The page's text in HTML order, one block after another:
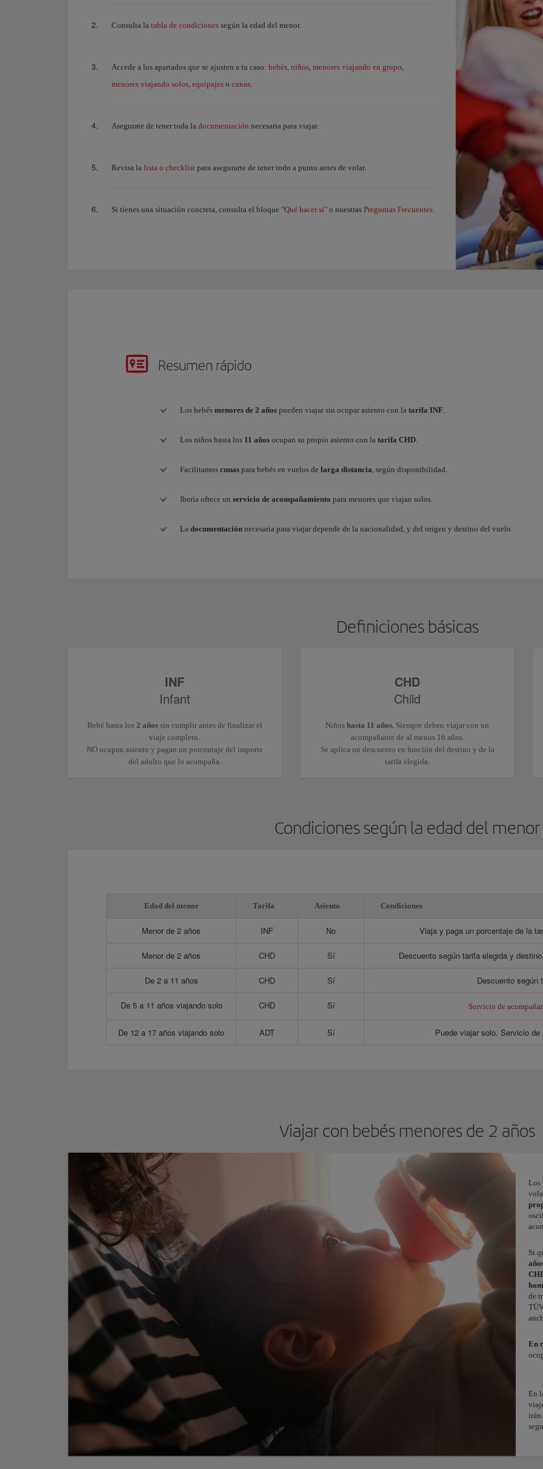
Consulta la tabla de condiciones según la edad del menor.
Accede a los apartados que se ajusten a tu caso: bebés, niños, menores viajando en grupo,
menores viajando solos, equipajes o cunas.
Asegurate de tener toda la documentación necesaria para viajar.
Revisa la lista o checklist para asegurarte de tener todo a punto antes de volar.
Si tienes una situación concreta, consulta el bloque "Qué hacer si" o nuestras Preguntas Frecuentes.
Resumen rápido
Los bebés menores de 2 añospueden viajar sin ocupar asiento con la tarifa INF.
Los niños hasta los 11 años ocupan su propio asiento con la tarifa CHD.
Facilitamos cunas para bebés en vuelos de larga distancia , según disponibilidad.
Iberia ofrece un servicio de acompañamiento para menores que viajan solos.
La documentación necesaria para viajar depende de la nacionalidad, y del origen y destino del vuelo.
Definiciones básicas
INF
Infant
Bebé hasta los 2 añossin cumplir antes de finalizar el
viaje completo.
NO ocupan asiento y pagan un porcentaje del importe
del adulto que lo acompaña.
CHD
Child
Niños hasta 11 años. Siempre deben viajar con un
acompañante de al menos 16 años.
Se aplica un descuento en función del destino y de la
tarifa elegida.
Condiciones según la edad del menor
Edad del menor Tarifa Asiento Condiciones
Menor de 2 años INF No Viaja y paga un porcentaje de la
Menor de 2 años CHD Sí Descuento según tarifa elegida y
De 2 a 11 años CHD Sí Descuento según
De 5 a 11 años viajando solo CHD Sí Servicio de
De 12 a 17 años viajando solo ADT Sí Puede viajar solo. Servicio
Viajar con bebés menores de 2 años
Los
Si
de
En
En